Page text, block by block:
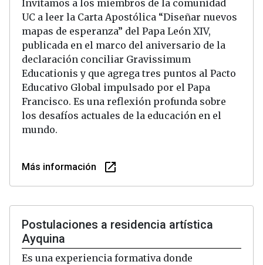
Invitamos a los miembros de la comunidad
UC a leer la Carta Apostólica “Diseñar nuevos
mapas de esperanza” del Papa León XIV,
publicada en el marco del aniversario de la
declaración conciliar Gravissimum
Educationis y que agrega tres puntos al Pacto
Educativo Global impulsado por el Papa
Francisco. Es una reflexión profunda sobre
los desafíos actuales de la educación en el
mundo.
Más información launch
Postulaciones a residencia artística
Ayquina
Es una experiencia formativa donde